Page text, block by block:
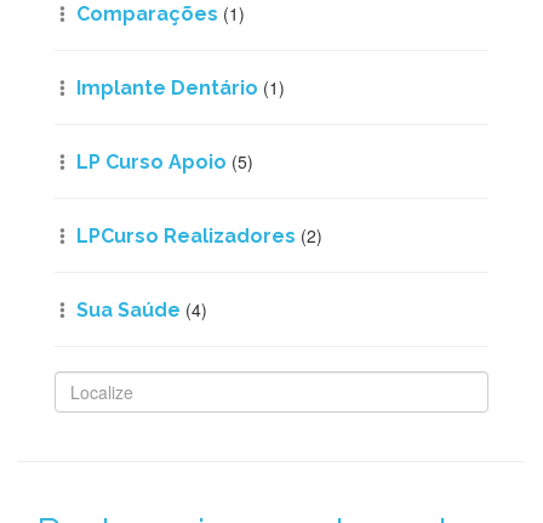
Comparações (1)
Implante Dentário (1)
LP Curso Apoio (5)
LPCurso Realizadores (2)
Sua Saúde (4)